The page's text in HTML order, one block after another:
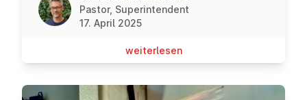
Feier der Osternacht im
KirchengartenOstersonntag, 9:30 Uhr:
anschließend Osterbrunch
Pastor, Superintendent
17. April 2025
wei­ter­le­sen